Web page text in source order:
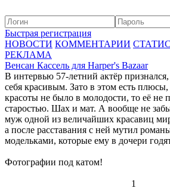
Быстрая регистрация
НОВОСТИ КОММЕНТАРИИ
РЕКЛАМА
Венсан Кассель для Harper's Bazaar
В интервью 57-летний актёр
себя красивым. Зато в этом есть
красоты не было в молодости, то её не
старостью. Шах и мат. А вообще не
муж одной из величайших красавиц
а после расставания с ней мутил
модельками, которые ему в дочери
Фотографии под катом!
1